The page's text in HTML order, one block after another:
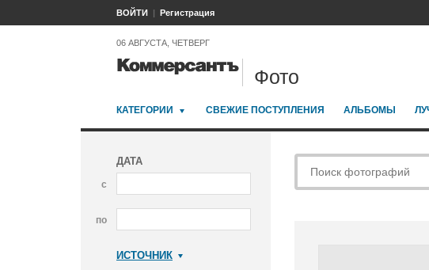
ВОЙТИ Регистрация
06 АВГУСТА, ЧЕТВЕРГ
Фото
КАТЕГОРИИ СВЕЖИЕ ПОСТУПЛЕНИЯ АЛЬБОМЫ
ДАТА
с
по
ИСТОЧНИК